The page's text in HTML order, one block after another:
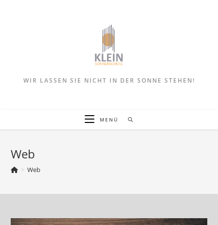
WIR LASSEN SIE NICHT IN DER SONNE STEHEN!
MENÜ
Web
> Web